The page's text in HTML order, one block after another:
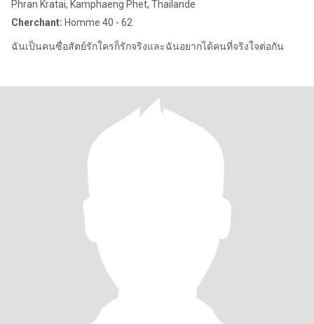
Phran Kratai, Kamphaeng Phet, Thailande
Cherchant: Homme 40 - 62
ฉันเป็นคนซื่อสัตย์รักใครก็รักจริงและฉันอยากได้คนที่จริงใจต่อกัน